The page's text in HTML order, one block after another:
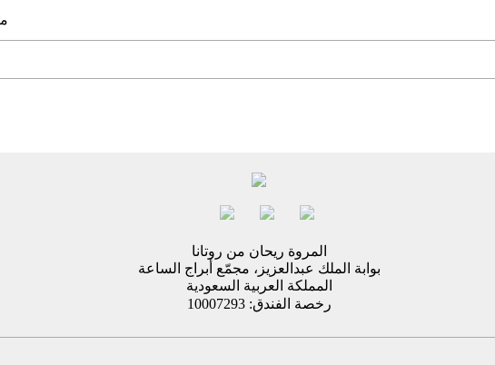
المروة ريحان من روتانا
بوابة الملك عبدالعزيز، مجمّع أبراج الساعة
المملكة العربية السعودية
رخصة الفندق: 10007293